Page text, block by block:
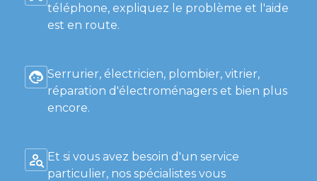
téléphone, expliquez le problème et l'aide
est en route.
Serrurier, électricien, plombier, vitrier,
réparation d'électroménagers et bien plus
encore.
Et si vous avez besoin d'un service
particulier, nos spécialistes vous